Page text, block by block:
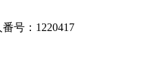
号：1220417